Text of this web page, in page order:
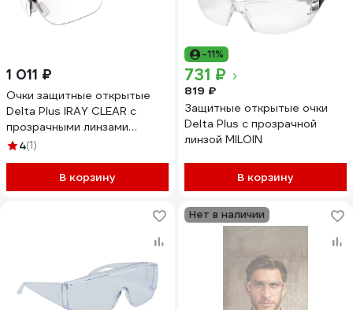
1 011 ₽
Очки защитные открытые
Delta Plus IRAY CLEAR с
прозрачными линзами
IRAYAIN
4(1)
В корзину
-11%
731 ₽
819 ₽
Защитные открытые очки
Delta Plus с прозрачной
линзой MILOIN
В корзину
Нет в наличии